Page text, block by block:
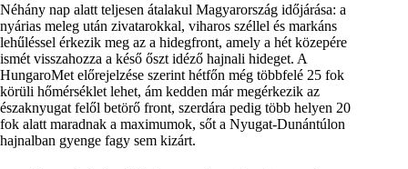
Néhány nap alatt teljesen átalakul Magyarország időjárása: a
nyárias meleg után zivatarokkal, viharos széllel és markáns
lehűléssel érkezik meg az a hidegfront, amely a hét közepére
ismét visszahozza a késő őszt idéző hajnali hideget. A
HungaroMet előrejelzése szerint hétfőn még többfelé 25 fok
körüli hőmérséklet lehet, ám kedden már megérkezik az
északnyugat felől betörő front, szerdára pedig több helyen 20
fok alatt maradnak a maximumok, sőt a Nyugat-Dunántúlon
hajnalban gyenge fagy sem kizárt.